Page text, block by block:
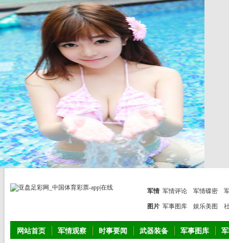
军情 军情评论 军情碟密
图片 军事图库 娱乐美图
网站首页 军情观察 时事要闻 武器装备 军事图库